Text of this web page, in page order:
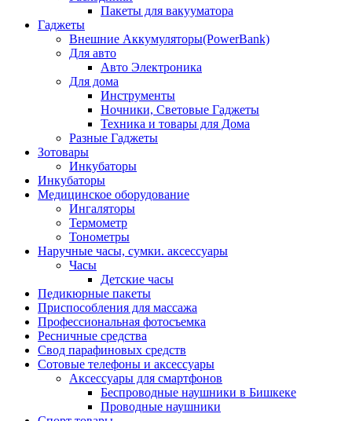
Пакеты для вакууматора
Гаджеты
Внешние Аккумуляторы(PowerBank)
Для авто
Авто Электроника
Для дома
Инструменты
Ночники, Световые Гаджеты
Техника и товары для Дома
Разные Гаджеты
Зотовары
Инкубаторы
Инкубаторы
Медицинское оборудование
Ингаляторы
Термометр
Тонометры
Наручные часы, сумки. аксессуары
Часы
Детские часы
Педикюрные пакеты
Приспособления для массажа
Профессиональная фотосъемка
Ресничные средства
Свод парафиновых средств
Сотовые телефоны и аксессуары
Аксессуары для смартфонов
Беспроводные наушники в Бишкеке
Проводные наушники